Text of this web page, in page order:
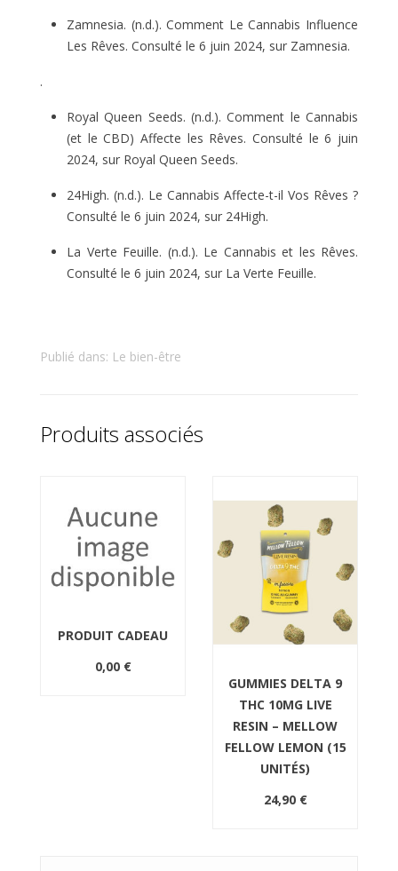
Zamnesia. (n.d.). Comment Le Cannabis Influence
Les Rêves. Consulté le 6 juin 2024, sur Zamnesia.
.
Royal Queen Seeds. (n.d.). Comment le Cannabis
(et le CBD) Affecte les Rêves. Consulté le 6 juin
2024, sur Royal Queen Seeds.
24High. (n.d.). Le Cannabis Affecte-t-il Vos Rêves ?
Consulté le 6 juin 2024, sur 24High.
La Verte Feuille. (n.d.). Le Cannabis et les Rêves.
Consulté le 6 juin 2024, sur La Verte Feuille.
Publié dans: Le bien-être
Produits associés
PRODUIT CADEAU
0,00 €
GUMMIES DELTA 9
THC 10MG LIVE
RESIN – MELLOW
FELLOW LEMON (15
UNITÉS)
24,90 €